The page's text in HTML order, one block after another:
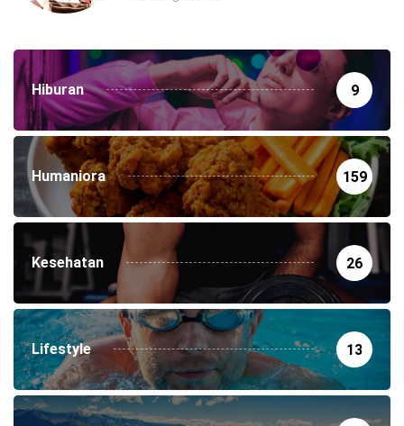
Hiburan 9
Humaniora 159
Kesehatan 26
Lifestyle 13